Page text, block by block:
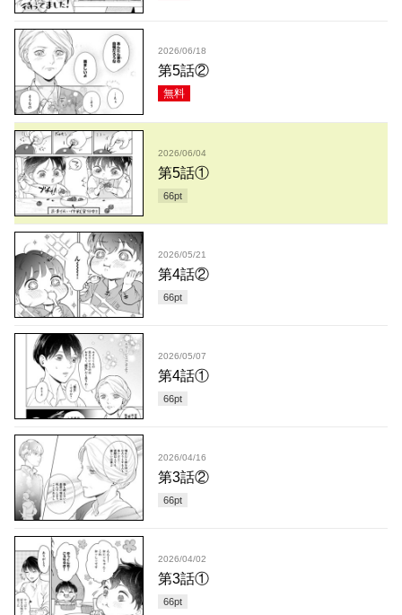
2026/06/18
第5話②
無料
2026/06/04
第5話①
66pt
2026/05/21
第4話②
66pt
2026/05/07
第4話①
66pt
2026/04/16
第3話②
66pt
2026/04/02
第3話①
66pt